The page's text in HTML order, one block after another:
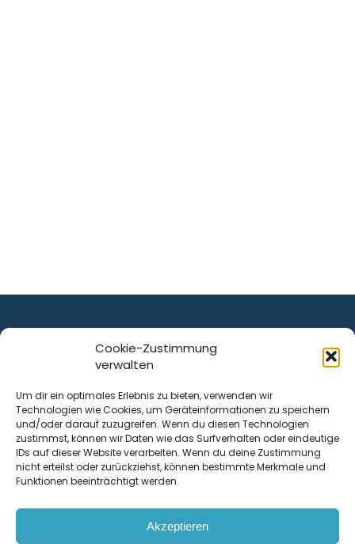
Cookie-Zustimmung
verwalten
Um dir ein optimales Erlebnis zu bieten, verwenden wir
Technologien wie Cookies, um Geräteinformationen zu speichern
und/oder darauf zuzugreifen. Wenn du diesen Technologien
zustimmst, können wir Daten wie das Surfverhalten oder eindeutige
IDs auf dieser Website verarbeiten. Wenn du deine Zustimmung
nicht erteilst oder zurückziehst, können bestimmte Merkmale und
Funktionen beeinträchtigt werden.
Akzeptieren
ist ein Service von
Krenn Real GmbH
Tischlerstraße 12
4050Traun| Österreich
Kontakt